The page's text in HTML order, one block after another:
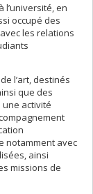
l’université, en
occupé des
les relations
l’art, destinés
que des
une activité
notamment avec
ainsi
missions de